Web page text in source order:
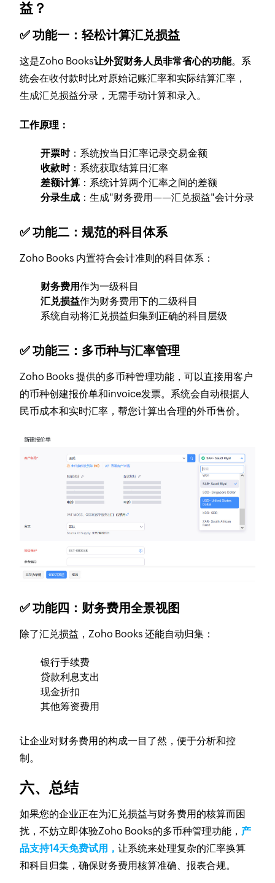
益？
✅ 功能一：轻松计算汇兑损益
这是Zoho Books让外贸财务人员非常省心的功能。系
统会在收付款时比对原始记账汇率和实际结算汇率，
生成汇兑损益分录，无需手动计算和录入。
工作原理：
开票时：系统按当日汇率记录交易金额
收款时：系统获取结算日汇率
差额计算 ：系统计算两个汇率之间的差额
分录生成 ：生成"财务费用——汇兑损益"会计分录
✅ 功能二：规范的科目体系
Zoho Books 内置符合会计准则的科目体系：
财务费用作为一级科目
汇兑损益作为财务费用下的二级科目
系统自动将汇兑损益归集到正确的科目层级
✅ 功能三：多币种与汇率管理
Zoho Books 提供的多币种管理功能，可以直接用客户
的币种创建报价单和invoice发票。系统会自动根据人
民币成本和实时汇率，帮您计算出合理的外币售价。
✅ 功能四：财务费用全景视图
除了汇兑损益，Zoho Books 还能自动归集：
银行手续费
贷款利息支出
现金折扣
其他筹资费用
让企业对财务费用的构成一目了然，便于分析和控
制。
六、总结
如果您的企业正在为汇兑损益与财务费用的核算而困
扰，不妨立即体验Zoho Books的多币种管理功能， 产
品支持14天免费试用，让系统来处理复杂的汇率换算
和科目归集，确保财务费用核算准确、报表合规。